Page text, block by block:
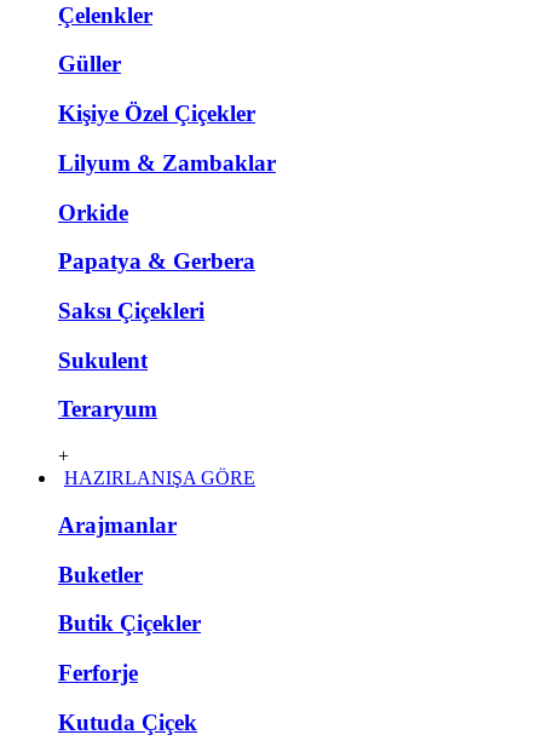
Çelenkler
Güller
Kişiye Özel Çiçekler
Lilyum & Zambaklar
Orkide
Papatya & Gerbera
Saksı Çiçekleri
Sukulent
Teraryum
+
HAZIRLANIŞA GÖRE
Arajmanlar
Buketler
Butik Çiçekler
Ferforje
Kutuda Çiçek